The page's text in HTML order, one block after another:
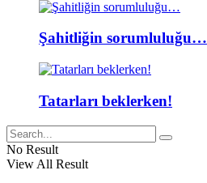
Şahitliğin sorumluluğu…
Tatarları beklerken!
No Result
View All Result